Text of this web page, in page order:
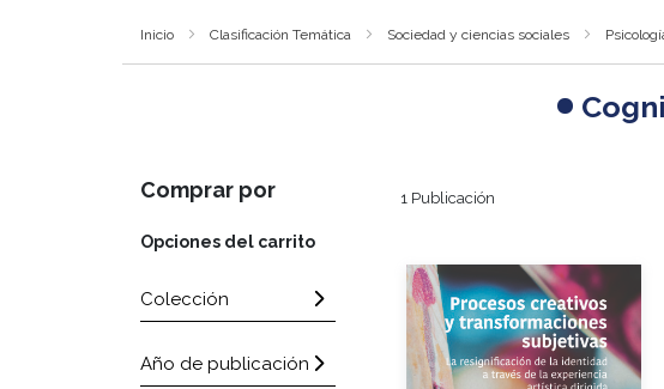
Inicio Clasificación Temática Sociedad y ciencias sociales
Comprar por
Opciones del carrito
Colección
Año de publicación
1 Publicación
Autor